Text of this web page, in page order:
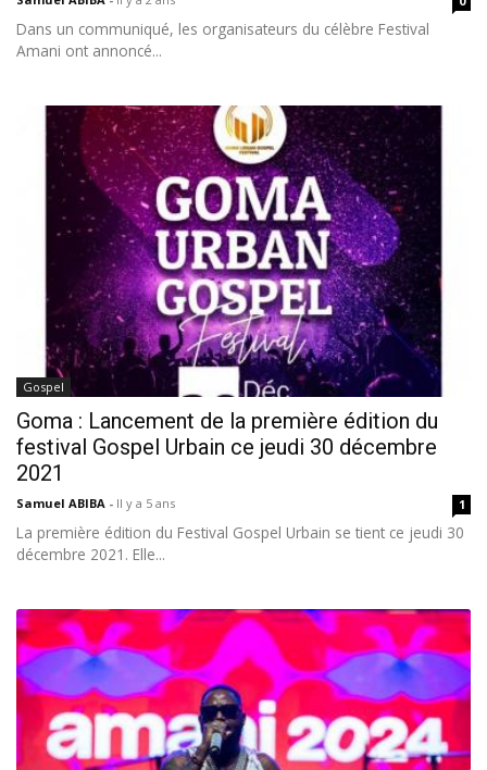
Dans un communiqué, les organisateurs du célèbre Festival
Amani ont annoncé...
Gospel
Goma : Lancement de la première édition du
festival Gospel Urbain ce jeudi 30 décembre
2021
Samuel ABIBA - Il y a 5 ans 1
La première édition du Festival Gospel Urbain se tient ce jeudi 30
décembre 2021. Elle...